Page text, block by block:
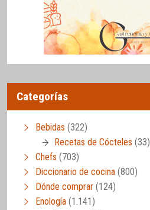
Categorías
Bebidas (322)
Recetas de Cócteles (33)
Chefs (703)
Diccionario de cocina (800)
Dónde comprar (124)
Enología (1.141)